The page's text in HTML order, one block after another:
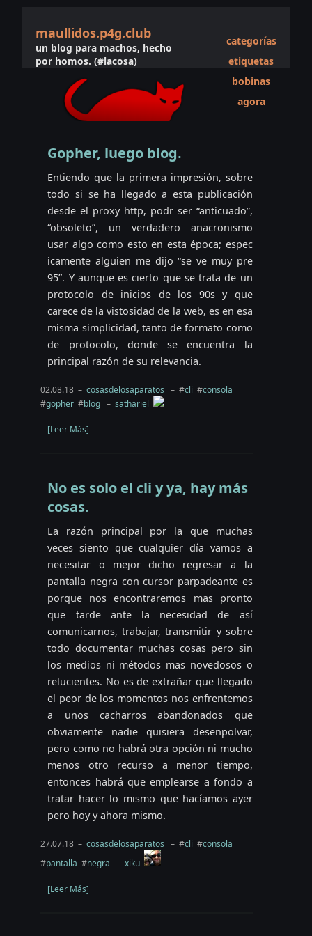
categorías
etiquetas
bobinas
agora
maullidos.p4g.club
un blog para machos, hecho
por homos. (#lacosa)
Gopher, luego blog.
Entiendo que la primera impresión, sobre
todo si se ha llegado a esta publicación
desde el proxy http, podr ser “anticuado”,
“obsoleto”, un verdadero anacronismo
usar algo como esto en esta época; espec
icamente alguien me dijo “se ve muy pre
95”. Y aunque es cierto que se trata de un
protocolo de inicios de los 90s y que
carece de la vistosidad de la web, es en esa
misma simplicidad, tanto de formato como
de protocolo, donde se encuentra la
principal razón de su relevancia.
02.08.18 –cosasdelosaparatos – #cli #consola
#gopher #blog –sathariel
[Leer Más]
No es solo el cli y ya, hay más
cosas.
La razón principal por la que muchas
veces siento que cualquier día vamos a
necesitar o mejor dicho regresar a la
pantalla negra con cursor parpadeante es
porque nos encontraremos mas pronto
que tarde ante la necesidad de así
comunicarnos, trabajar, transmitir y sobre
todo documentar muchas cosas pero sin
los medios ni métodos mas novedosos o
relucientes. No es de extrañar que llegado
el peor de los momentos nos enfrentemos
a unos cacharros abandonados que
obviamente nadie quisiera desenpolvar,
pero como no habrá otra opción ni mucho
menos otro recurso a menor tiempo,
entonces habrá que emplearse a fondo a
tratar hacer lo mismo que hacíamos ayer
pero hoy y ahora mismo.
27.07.18 –cosasdelosaparatos – #cli #consola
#pantalla #negra –xiku
[Leer Más]